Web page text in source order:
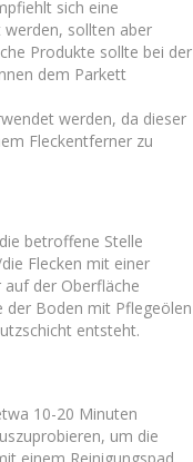
sich eine
sollten aber
Produkte sollte bei der
dem Parkett
werden, da dieser
Fleckentferner zu
betroffene Stelle
Flecken mit einer
der Oberfläche
der Boden mit Pflegeölen
entsteht.
10-20 Minuten
um die
einem Reinigungspad